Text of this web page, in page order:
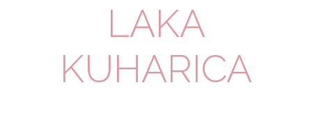
LAKA
KUHARICA